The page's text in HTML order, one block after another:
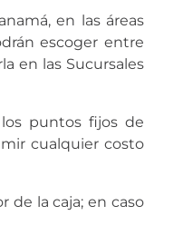
en las áreas
escoger entre
en las Sucursales
puntos fijos de
cualquier costo
de la caja; en caso